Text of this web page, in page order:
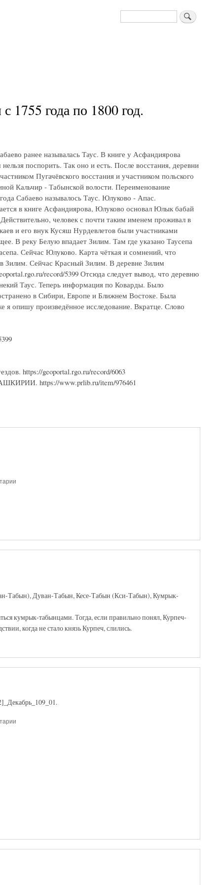
Поиск
года по 1800 год.
ранее называлась Таус. В книге у Асфандиярова
поспорить. Так оно и есть. После восстания, деревни
Пугачёвского восстания и участником польского
Кальчир - Табынской волости. Переименование
Сабаево называлось Таус. Юлуково - Апас.
в книге Асфандиярова, Юлуково основал Юлык бабай
человек с почти таким именем проживал в
и его внук Кусяш Нурдевлетов были участниками
В реку Белую впадает Зилим. Там где указано Таусепа
Сейчас Юлуково. Карта чёткая и сомнений, что
Зилим. Сейчас Красный Зилим. В деревне Зилим
record/5399 Отсюда следует вывод, что деревню
Таус. Теперь информация по Коварды. Было
в Сибири, Европе и Ближнем Востоке. Была
я опишу произведённое исследование. Вкратце. Слово
https://geoportal.rgo.ru/record/6063
https://www.prlib.ru/item/976461
Табын), Дуван-Табын, Кесе-Табын (Кси-Табын), Кумрык-
кумрык-табынцами. Тогда, если правильно понял, Курпеч-
когда не стало князь Курпеч, слились.